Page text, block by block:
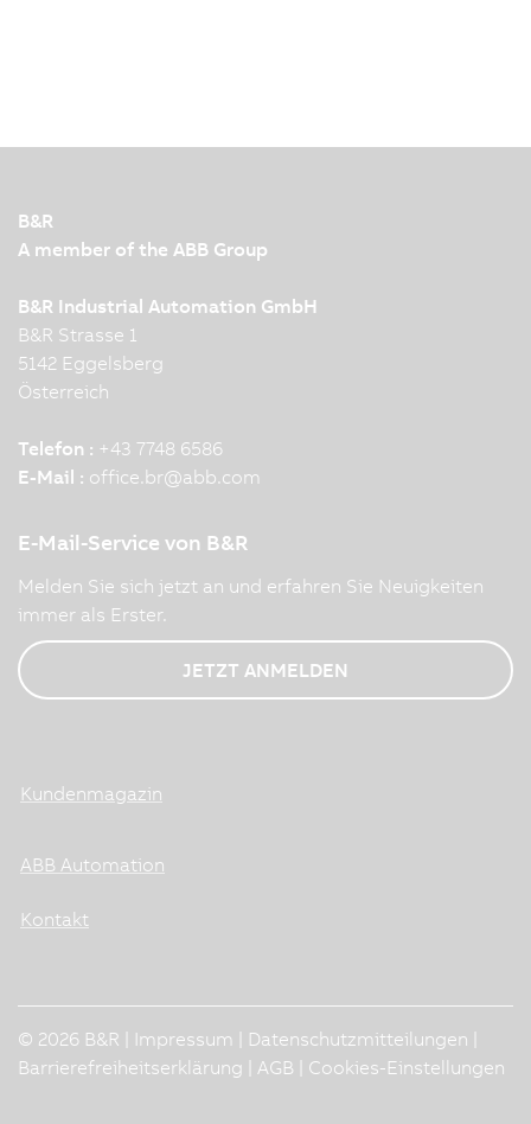
B&R
A member of the ABB Group
B&R Industrial Automation GmbH
B&R Strasse 1
5142 Eggelsberg
Österreich
Telefon : +43 7748 6586
E-Mail : office.br@abb.com
E-Mail-Service von B&R
Melden Sie sich jetzt an und erfahren Sie Neuigkeiten
immer als Erster.
JETZT ANMELDEN
Kundenmagazin
ABB Automation
Kontakt
© 2026 B&R | Impressum Datenschutzmitteilungen
Barrierefreiheitserklärung
AGB Cookies-Einstellungen